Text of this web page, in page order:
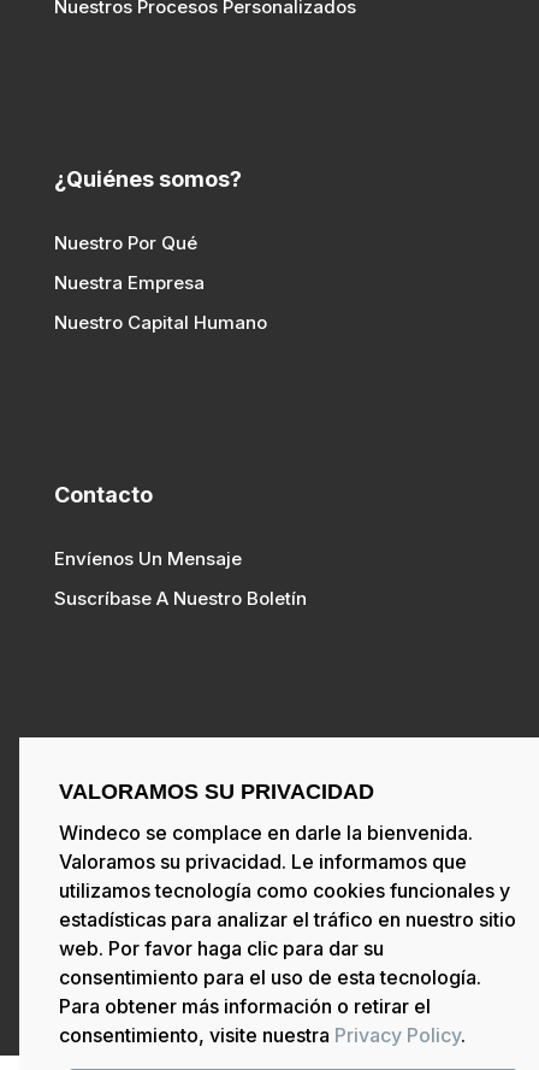
VALORAMOS SU PRIVACIDAD
Windeco se complace en darle la bienvenida.
Valoramos su privacidad. Le informamos que
utilizamos tecnología como cookies funcionales y
estadísticas para analizar el tráfico en nuestro sitio
web. Por favor haga clic para dar su
consentimiento para el uso de esta tecnología.
Para obtener más información o retirar el
consentimiento, visite nuestra Privacy Policy.
Nuestros Procesos Personalizados
¿Quiénes somos?
Nuestro Por Qué
Nuestra Empresa
Nuestro Capital Humano
Contacto
Envíenos Un Mensaje
Suscríbase A Nuestro Boletín
Copyright ©2021 Windeco– Powered by
Windeco SI
Privacy Policy Disclaimer